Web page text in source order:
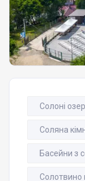
Солоні
Соляна
Басейни з
Солотвино